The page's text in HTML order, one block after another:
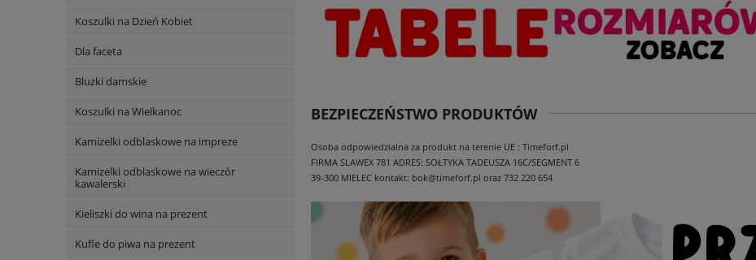
Koszulki na Dzień Kobiet
Dla faceta
Bluzki damskie
Koszulki na Wielkanoc
Kamizelki odblaskowe na impreze
Kamizelki odblaskowe na wieczór
kawalerski
Kieliszki do wina na prezent
Kufle do piwa na prezent
BEZPIECZEŃSTWO PRODUKTÓW
Osoba odpowiedzialna za produkt na terenie UE : Timeforf.pl
FIRMA SLAWEX 781 ADRES: SOŁTYKA TADEUSZA 16C/SEGMENT 6
39-300 MIELEC kontakt: bok@timeforf.pl oraz 732 220 654